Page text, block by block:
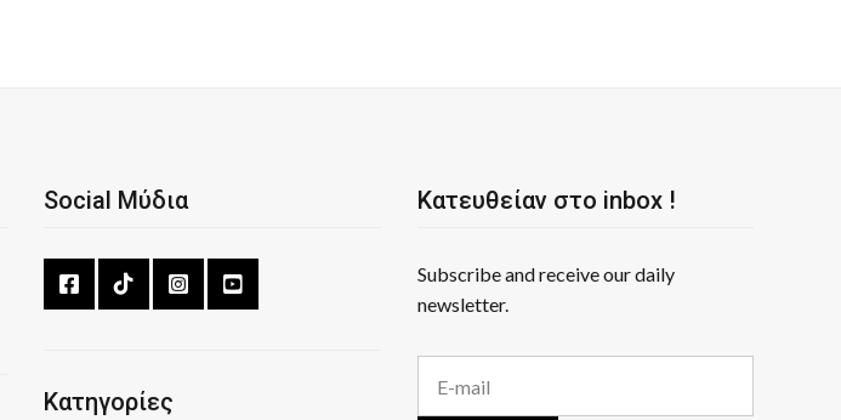
Social Μύδια
Κατηγορίες
Κατευθείαν στο inbox !
Subscribe and receive our daily
newsletter.
a